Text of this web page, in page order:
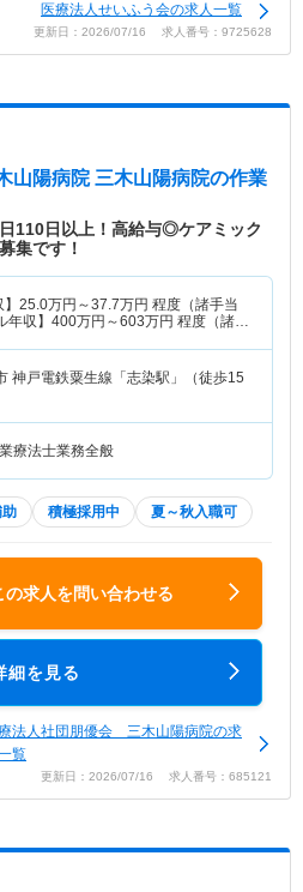
医療法人せいふう会の求人一覧
更新日：2026/07/16 求人番号：9725628
山陽病院 三木山陽病院の作業
110日以上！高給与◎ケアミック
集です！
25.0万円～37.7万円 程度（諸手当
収】 400万円～603万円 程度（諸手
神戸電鉄粟生線「志染駅」（徒歩15
療法士業務全般
積極採用中 夏～秋入職可
の求人を問い合わせる
細を見る
法人社団朋優会 三木山陽病院の求
覧
更新日：2026/07/16 求人番号：685121